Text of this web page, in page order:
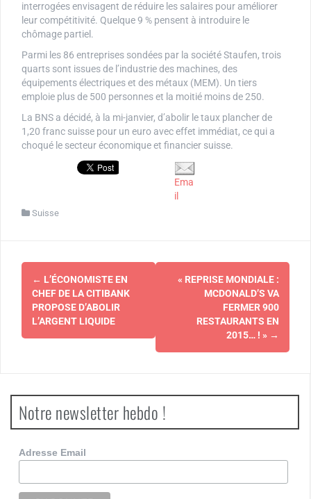
interrogées envisagent de réduire les salaires pour améliorer
leur compétitivité. Quelque 9 % pensent à introduire le
chômage partiel.
Parmi les 86 entreprises sondées par la société Staufen, trois
quarts sont issues de l’industrie des machines, des
équipements électriques et des métaux (MEM). Un tiers
emploie plus de 500 personnes et la moitié moins de 250.
La BNS a décidé, à la mi-janvier, d’abolir le taux plancher de
1,20 franc suisse pour un euro avec effet immédiat, ce qui a
choqué le secteur économique et financier suisse.
Ema
il
Suisse
Navigation
d'article
← L’ÉCONOMISTE EN
CHEF DE LA CITIBANK
PROPOSE D’ABOLIR
L’ARGENT LIQUIDE
« REPRISE MONDIALE :
MCDONALD’S VA
FERMER 900
RESTAURANTS EN
2015… ! » →
Notre newsletter hebdo !
Adresse Email